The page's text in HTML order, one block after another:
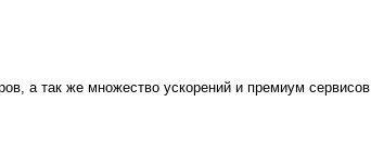
а так же множество ускорений и премиум сервисов.